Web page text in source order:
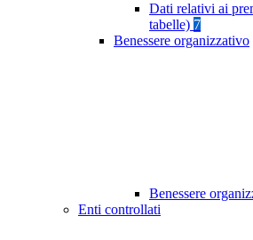
Dati relativi ai
tabelle) 7
Benessere organizzativo
Benessere
Enti controllati